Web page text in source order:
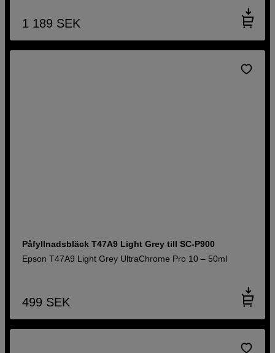
1 189 SEK
Påfyllnadsbläck T47A9 Light Grey till SC-P900
Epson T47A9 Light Grey UltraChrome Pro 10 – 50ml
499 SEK